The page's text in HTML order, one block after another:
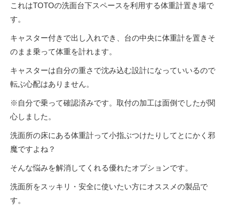
これはTOTOの洗面台下スペースを利用する体重計置き場で
す。
キャスター付きで出し入れでき、台の中央に体重計を置きそ
のまま乗って体重を計れます。
キャスターは自分の重さで沈み込む設計になっていいるので
転ぶ心配はありません。
※自分で乗って確認済みです。取付の加工は面倒でしたが関
心しました。
洗面所の床にある体重計って小指ぶつけたりしてとにかく邪
魔ですよね？
そんな悩みを解消してくれる優れたオプションです。
洗面所をスッキリ・安全に使いたい方にオススメの製品で
す。